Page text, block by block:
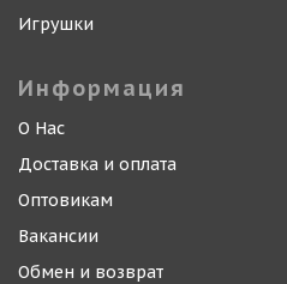
Игрушки
Информация
О Нас
Доставка и оплата
Оптовикам
Вакансии
Обмен и возврат